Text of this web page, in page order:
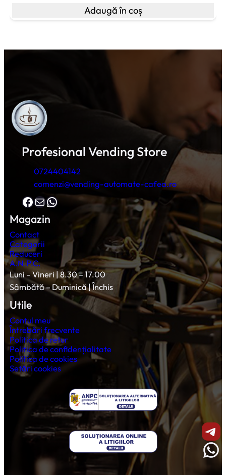
Adaugă în coș
Profesional Vending Store
0724404142
comenzi@vending-automate-cafea.ro
Facebook Mail WhatsApp
Magazin
Contact
Categorii
Reduceri
A.N.P.C.
Luni – Vineri | 8.30 – 17.00
Sâmbătă – Duminică | Închis
Utile
Contul meu
Întrebări frecvente
Politica de retur
Politica de confidențialitate
Politica de cookies
Setări cookies